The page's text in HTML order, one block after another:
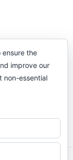
que
the
improve our
non-essential